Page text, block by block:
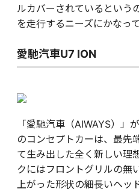
ルカバーされているという
を走行するニーズにかなって
愛馳汽車U7 ION
「愛馳汽車（AIWAYS）」
のコンセプトカーは、最先
て生み出した全く新しい理
クにはフロントグリルの無
上がった形状の細長いヘ